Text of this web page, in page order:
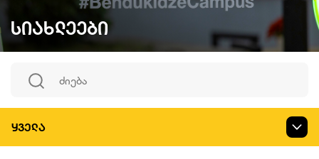
Სიახლეები
ᲧᲕᲔᲚᲐ